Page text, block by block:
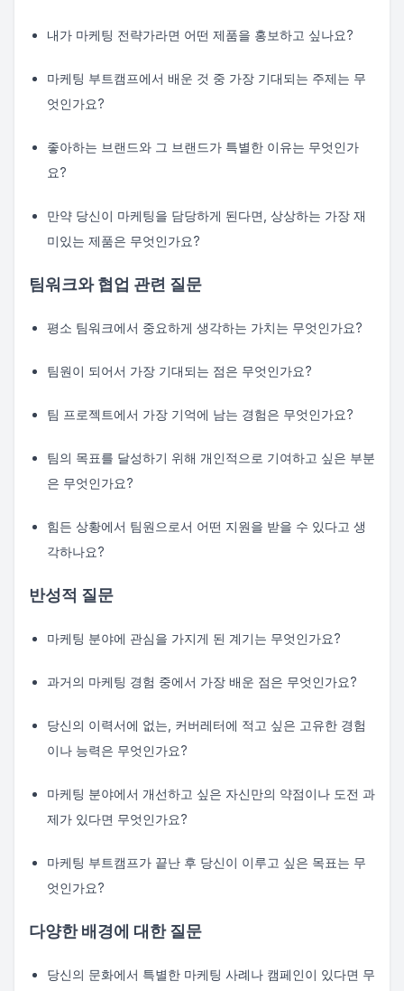
내가 마케팅 전략가라면 어떤 제품을 홍보하고 싶나요?
마케팅 부트캠프에서 배운 것 중 가장 기대되는 주제는 무
엇인가요?
좋아하는 브랜드와 그 브랜드가 특별한 이유는 무엇인가
요?
만약 당신이 마케팅을 담당하게 된다면, 상상하는 가장 재
미있는 제품은 무엇인가요?
팀워크와 협업 관련 질문
평소 팀워크에서 중요하게 생각하는 가치는 무엇인가요?
팀원이 되어서 가장 기대되는 점은 무엇인가요?
팀 프로젝트에서 가장 기억에 남는 경험은 무엇인가요?
팀의 목표를 달성하기 위해 개인적으로 기여하고 싶은 부분
은 무엇인가요?
힘든 상황에서 팀원으로서 어떤 지원을 받을 수 있다고 생
각하나요?
반성적 질문
마케팅 분야에 관심을 가지게 된 계기는 무엇인가요?
과거의 마케팅 경험 중에서 가장 배운 점은 무엇인가요?
당신의 이력서에 없는, 커버레터에 적고 싶은 고유한 경험
이나 능력은 무엇인가요?
마케팅 분야에서 개선하고 싶은 자신만의 약점이나 도전 과
제가 있다면 무엇인가요?
마케팅 부트캠프가 끝난 후 당신이 이루고 싶은 목표는 무
엇인가요?
다양한 배경에 대한 질문
당신의 문화에서 특별한 마케팅 사례나 캠페인이 있다면 무